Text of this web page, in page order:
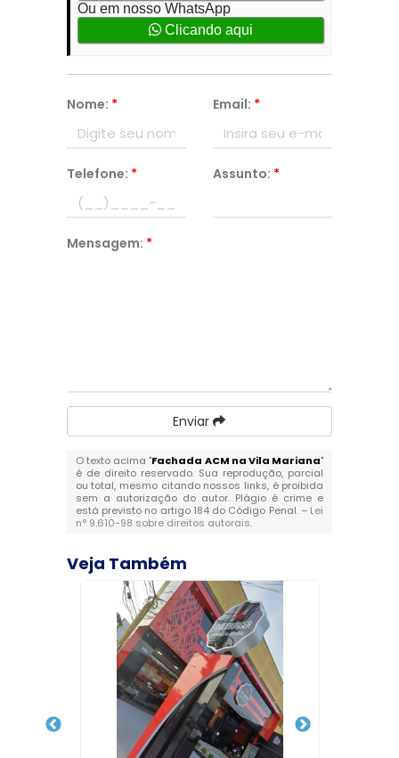
Ou em nosso WhatsApp
Clicando aqui
Nome: * Email: *
Telefone: * Assunto: *
Mensagem: *
Enviar
O texto acima "Fachada ACM na Vila Mariana"
é de direito reservado. Sua reprodução, parcial
ou total, mesmo citando nossos links, é proibida
sem a autorização do autor. Plágio é crime e
está previsto no artigo 184 do Código Penal. – Lei
n° 9.610-98 sobre direitos autorais.
Veja Também